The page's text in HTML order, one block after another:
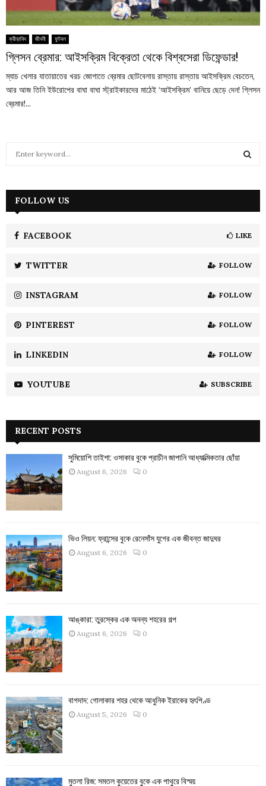
ক্রীড়াবিদ জীবনী ফুটবল
গ্লিসন ব্রেমার: আইসক্রিম বিক্রেতা থেকে বিশ্বসেরা ডিফেন্ডার!
ম্যাচ খেলার যাতায়াতের খরচ জোগাতে ব্রেমার ছোটবেলায় রাস্তায় রাস্তায় আইসক্রিম বেচতেন,
আর আজ তিনি ইউরোপের বাঘা বাঘা স্ট্রাইকারদের মাঠেই ‘আইসক্রিম’ বানিয়ে ছেড়ে দেন! গ্লিসন
ব্রেমার!...
h
H
FOLLOW US
FACEBOOK LIKE
TWITTER FOLLOW
INSTAGRAM FOLLOW
PINTEREST FOLLOW
LINKEDIN FOLLOW
YOUTUBE SUBSCRIBE
RECENT POSTS
সুমিয়োশি তাইশা: ওসাকার বুকে প্রাচীন জাপানি আধ্যাত্মিকতার ছোঁয়া
August 6, 2026 0
ভিও লিয়ন: ফ্রান্সের বুকে রেনেসাঁস যুগের এক জীবন্ত জাদুঘর
August 6, 2026 0
আঙ্কারা: তুরস্কের এক অনন্য শহরের গল্প
August 6, 2026 0
বাগদাদ: গোলাকার শহর থেকে আধুনিক ইরাকের হৃৎপিণ্ড
August 5, 2026 0
মুতলা রিজ: সমতল কুয়েতের বুকে এক পাথুরে বিস্ময়